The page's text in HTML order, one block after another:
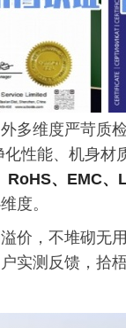
多维度严苛质
化性能、机身材
RoHS、EMC、
度。
价，不堆砌无
实测反馈，拾